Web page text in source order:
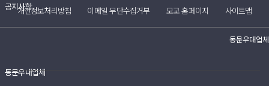
공지사항
동문우대업체
동문우대업체
개인정보처리방침 이메일 무단수집거부 모교 홈페이지 사이트맵